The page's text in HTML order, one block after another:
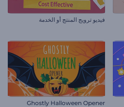
فيديو ترويج المنتج أو الخدمة
Ghostly Halloween Opener